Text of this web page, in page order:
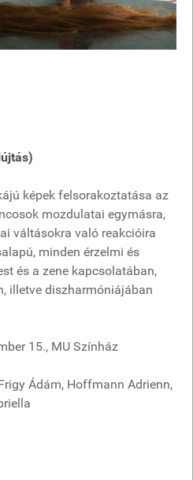
Ferenc
képek felsorakoztatása az
mozdulatai egymásra,
váltásokra való reakcióira
minden érzelmi és
és a zene kapcsolatában,
illetve diszharmóniájában
15., MU Színház
Ádám, Hoffmann Adrienn,